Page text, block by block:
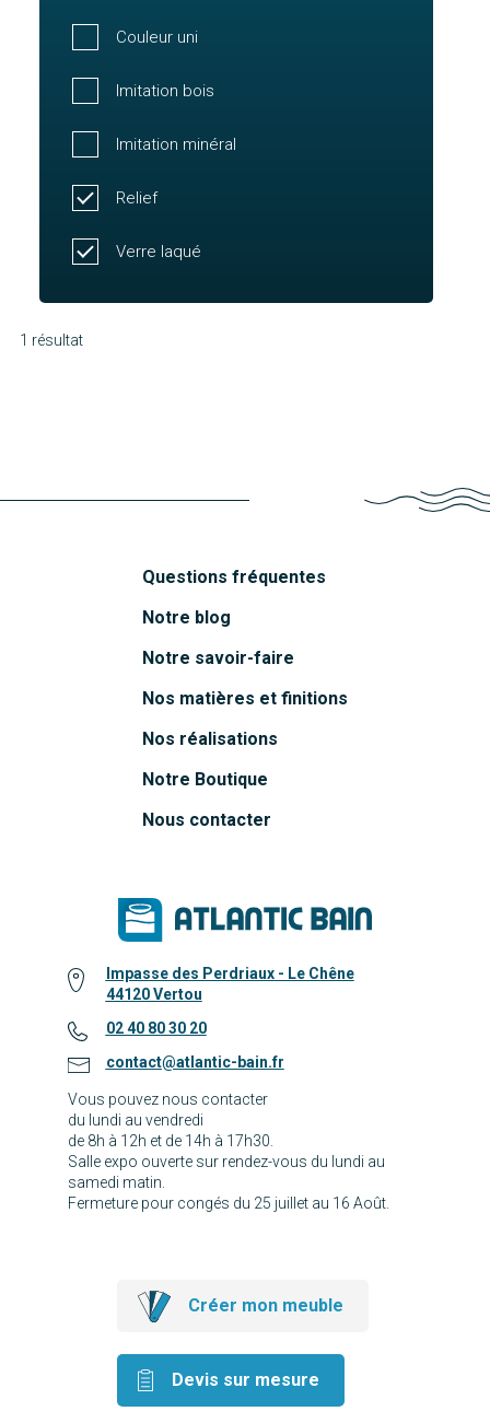
Couleur uni
Imitation bois
Imitation minéral
Relief
Verre laqué
1 résultat
Questions fréquentes
Notre blog
Notre savoir-faire
Nos matières et finitions
Nos réalisations
Notre Boutique
Nous contacter
Impasse des Perdriaux - Le Chêne
44120 Vertou
02 40 80 30 20
contact@atlantic-bain.fr
Vous pouvez nous contacter
du lundi au vendredi
de 8h à 12h et de 14h à 17h30.
Salle expo ouverte sur rendez-vous du lundi au
samedi matin.
Fermeture pour congés du 25 juillet au 16 Août.
Créer mon meuble
Devis sur mesure